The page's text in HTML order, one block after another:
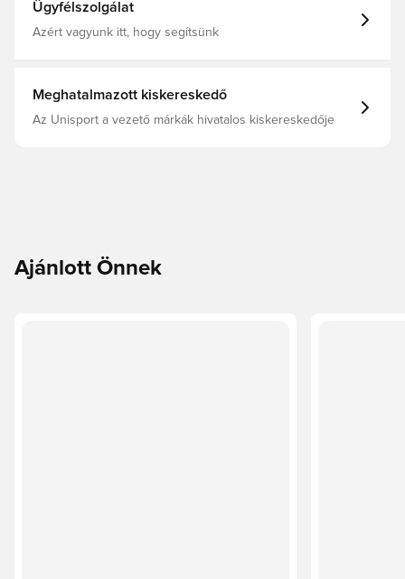
Ügyfélszolgálat
Azért vagyunk itt, hogy segítsünk
Meghatalmazott kiskereskedő
Az Unisport a vezető márkák hivatalos kiskereskedője
Ajánlott Önnek